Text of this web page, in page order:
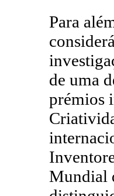
Para
de uma
prémios
Mundial